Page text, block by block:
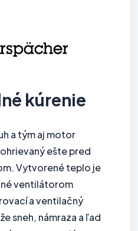
kúrenie
a tým aj motor
ešte pred
Vytvorené teplo je
ventilátorom
a ventilačný
sneh, námraza a ľad